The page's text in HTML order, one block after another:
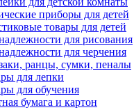
приборы для детей
товары для детей
для рисования
для черчения
ранцы, сумки, пеналы
для лепки
для обучения
бумага и картон